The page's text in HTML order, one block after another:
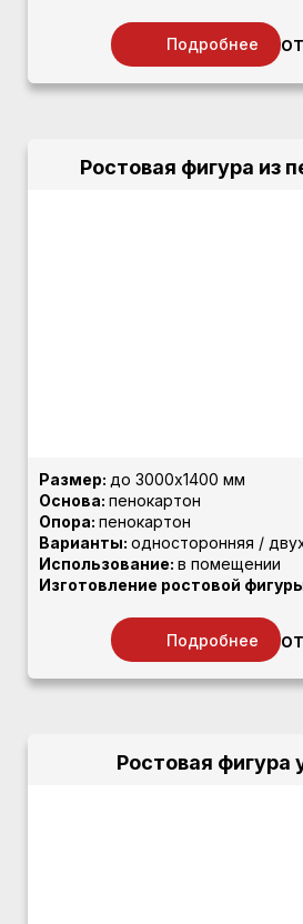
Подробнее
Ростовая фигура из
Размер: до 3000х1400 мм
Основа: пенокартон
Опора: пенокартон
Варианты: односторонняя /
Использование: в помещении
Изготовление ростовой
Подробнее
Ростовая фигура